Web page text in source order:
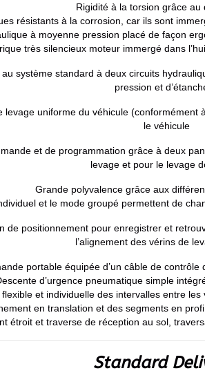
Rigidité à la torsion grâce au
résistants à la corrosion, car ils sont
à moyenne pression placé de façon
très silencieux moteur immergé dans
système standard à deux circuits
pression et
uniforme du véhicule
le véhicule
et de programmation grâce à deux
levage et pour le levage
Grande polyvalence grâce aux
et le mode groupé permettent de
de positionnement pour enregistrer et
l’alignement des vérins de
portable équipée d’un câble de
d’urgence pneumatique simple
et individuelle des intervalles entre
en translation et des segments en
étroit et traverse de réception au sol,
Standard